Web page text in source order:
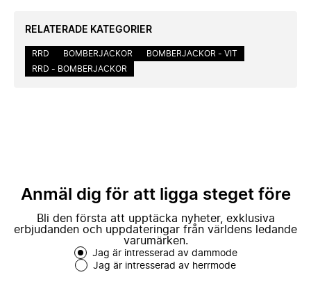
RELATERADE KATEGORIER
RRD BOMBERJACKOR
BOMBERJACKOR - VIT
RRD - BOMBERJACKOR
Anmäl dig för att ligga steget före
Bli den första att upptäcka nyheter, exklusiva
erbjudanden och uppdateringar från världens ledande
varumärken.
Jag är intresserad av dammode
Jag är intresserad av herrmode